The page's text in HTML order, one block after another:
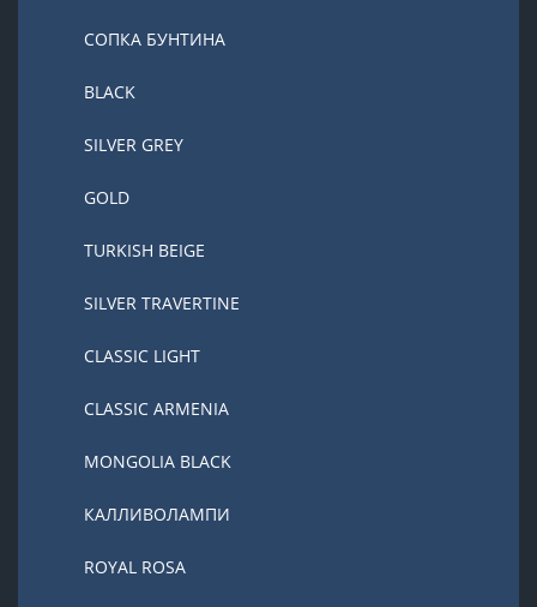
СОПКА БУНТИНА
BLACK
SILVER GREY
GOLD
TURKISH BEIGE
SILVER TRAVERTINE
CLASSIC LIGHT
CLASSIC ARMENIA
MONGOLIA BLACK
КАЛЛИВОЛАМПИ
ROYAL ROSA